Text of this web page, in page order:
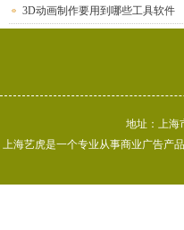
3D动画制作要用到哪些工具软件
地址：上海
上海艺虎是一个专业从事商业广告产